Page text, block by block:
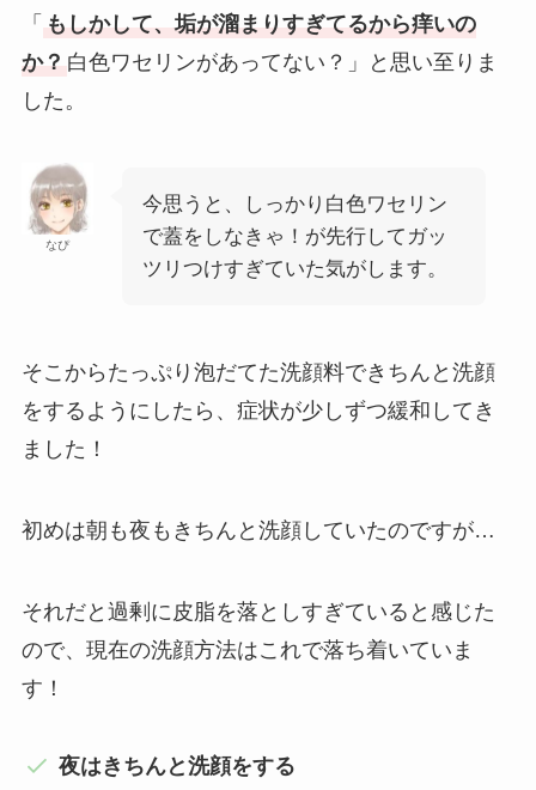
「 もしかして、垢が溜まりすぎてるから痒いの
か？ 白色ワセリンがあってない？」と思い至りま
した。
なぴ
今思うと、しっかり白色ワセリン
で蓋をしなきゃ！が先行してガッ
ツリつけすぎていた気がします。
そこからたっぷり泡だてた洗顔料できちんと洗顔
をするようにしたら、症状が少しずつ緩和してき
ました！
初めは朝も夜もきちんと洗顔していたのですが…
それだと過剰に皮脂を落としすぎていると感じた
ので、現在の洗顔方法はこれで落ち着いていま
す！
夜はきちんと洗顔をする